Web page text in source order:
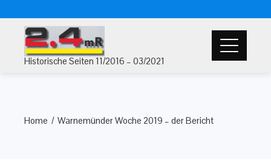
Historische Seiten 11/2016 – 03/2021
Home Warnemünder Woche 2019 – der Bericht